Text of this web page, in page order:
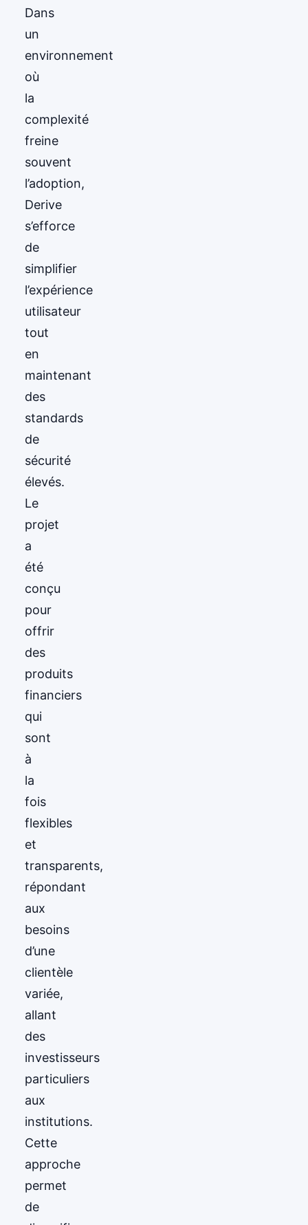
Dans
un
environnement
où
la
complexité
freine
souvent
l’adoption,
Derive
s’efforce
de
simplifier
l’expérience
utilisateur
tout
en
maintenant
des
standards
de
sécurité
élevés.
Le
projet
a
été
conçu
pour
offrir
des
produits
financiers
qui
sont
à
la
fois
flexibles
et
transparents,
répondant
aux
besoins
d’une
clientèle
variée,
allant
des
investisseurs
particuliers
aux
institutions.
Cette
approche
permet
de